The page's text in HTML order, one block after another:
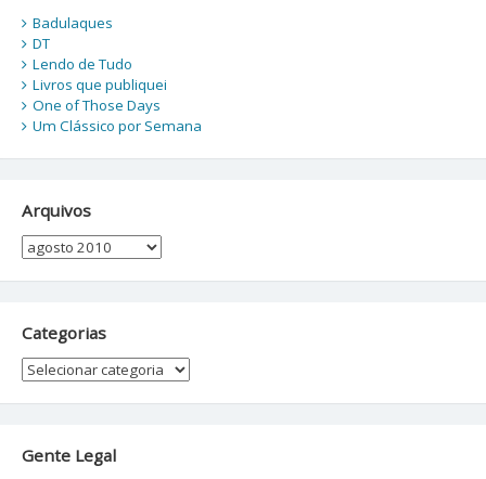
Badulaques
DT
Lendo de Tudo
Livros que publiquei
One of Those Days
Um Clássico por Semana
Arquivos
Arquivos
Categorias
Categorias
Gente Legal